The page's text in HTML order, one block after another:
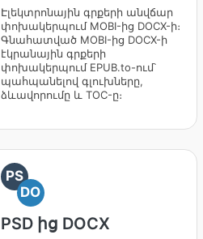
Էլեկտրոնային գրքերի անվճար
փոխակերպում MOBI-ից DOCX-ի։
Գնահատված MOBI-ից DOCX-ի
էկրանային գրքերի
փոխակերպում EPUB.to-ում՝
պահպանելով գլուխները,
ձևավորումը և TOC-ը։
PS
DO
PSD ից DOCX